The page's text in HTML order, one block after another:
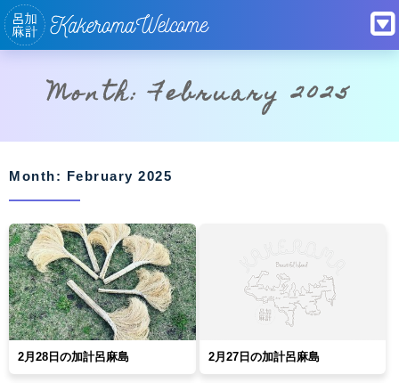
Month: February 2025
Month: February 2025
2月28日の加計呂麻島 2月27日の加計呂麻島